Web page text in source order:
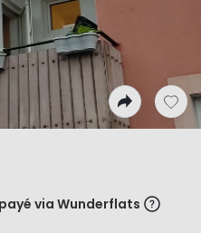
via Wunderflats